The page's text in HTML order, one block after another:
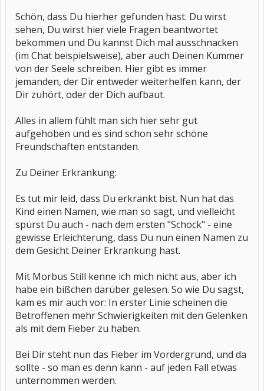
Schön, dass Du hierher gefunden hast. Du wirst
sehen, Du wirst hier viele Fragen beantwortet
bekommen und Du kannst Dich mal ausschnacken
(im Chat beispielsweise), aber auch Deinen Kummer
von der Seele schreiben. Hier gibt es immer
jemanden, der Dir entweder weiterhelfen kann, der
Dir zuhört, oder der Dich aufbaut.
Alles in allem fühlt man sich hier sehr gut
aufgehoben und es sind schon sehr schöne
Freundschaften entstanden.
Zu Deiner Erkrankung:
Es tut mir leid, dass Du erkrankt bist. Nun hat das
Kind einen Namen, wie man so sagt, und vielleicht
spürst Du auch - nach dem ersten "Schock" - eine
gewisse Erleichterung, dass Du nun einen Namen zu
dem Gesicht Deiner Erkrankung hast.
Mit Morbus Still kenne ich mich nicht aus, aber ich
habe ein bißchen darüber gelesen. So wie Du sagst,
kam es mir auch vor: In erster Linie scheinen die
Betroffenen mehr Schwierigkeiten mit den Gelenken
als mit dem Fieber zu haben.
Bei Dir steht nun das Fieber im Vordergrund, und da
sollte - so man es denn kann - auf jeden Fall etwas
unternommen werden.